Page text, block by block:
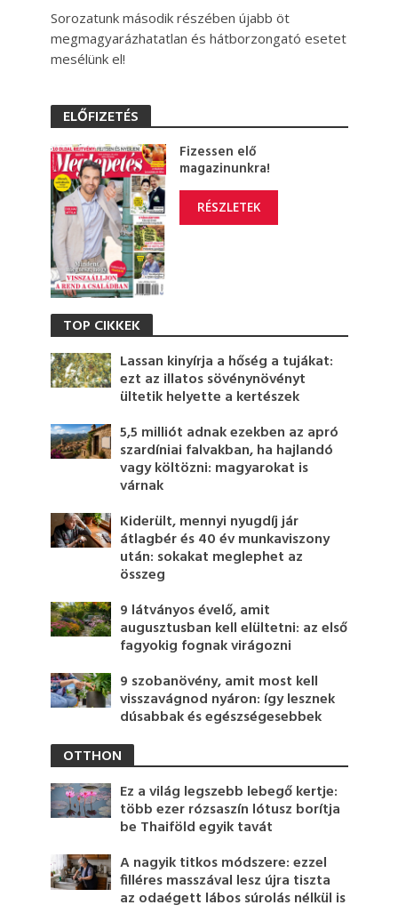
Sorozatunk második részében újabb öt
megmagyarázhatatlan és hátborzongató esetet
mesélünk el!
ELŐFIZETÉS
Fizessen elő
magazinunkra!
RÉSZLETEK
TOP CIKKEK
Lassan kinyírja a hőség a tujákat:
ezt az illatos sövénynövényt
ültetik helyette a kertészek
5,5 milliót adnak ezekben az apró
szardíniai falvakban, ha hajlandó
vagy költözni: magyarokat is
várnak
Kiderült, mennyi nyugdíj jár
átlagbér és 40 év munkaviszony
után: sokakat meglephet az
összeg
9 látványos évelő, amit
augusztusban kell elültetni: az első
fagyokig fognak virágozni
9 szobanövény, amit most kell
visszavágnod nyáron: így lesznek
dúsabbak és egészségesebbek
OTTHON
Ez a világ legszebb lebegő kertje:
több ezer rózsaszín lótusz borítja
be Thaiföld egyik tavát
A nagyik titkos módszere: ezzel
filléres masszával lesz újra tiszta
az odaégett lábos súrolás nélkül is